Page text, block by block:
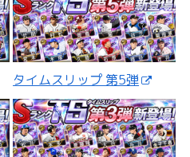
タイムスリップ 第5弾